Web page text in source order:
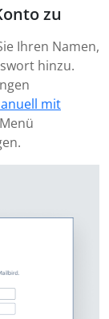
zu
Ihren Namen,
hinzu.
mit